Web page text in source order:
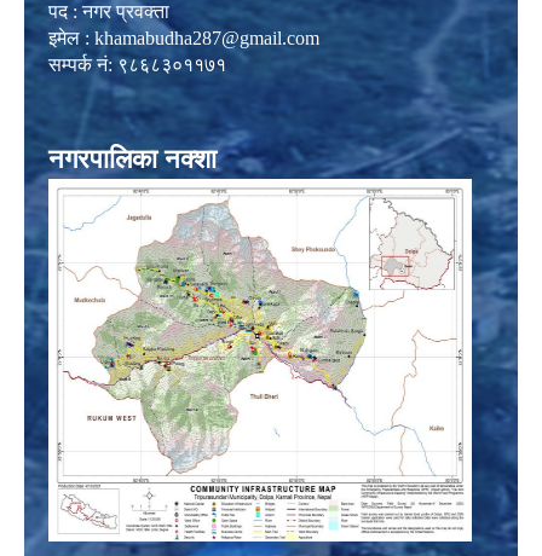
पद : नगर प्रवक्ता
इमेल : khamabudha287@gmail.com
सम्पर्क नं: ९८६८३०११७१
नगरपालिका नक्शा